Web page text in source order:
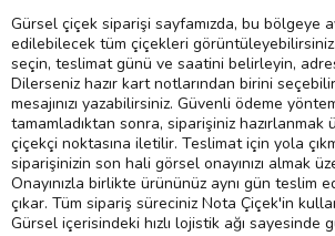
Gürsel çiçek siparişi sayfamızda, bu bölgeye
edilebilecek tüm çiçekleri
seçin, teslimat günü ve saatini belirleyin,
Dilerseniz hazır kart notlarından birini
mesajınızı yazabilirsiniz. Güvenli ödeme
tamamladıktan sonra, siparişiniz hazırlanmak
çiçekçi noktasına iletilir. Teslimat için yola
siparişinizin son hali görsel onayınızı almak
Onayınızla birlikte ürününüz aynı gün teslim
çıkar. Tüm sipariş süreciniz Nota Çiçek'in
Gürsel içerisindeki hızlı lojistik ağı sayesinde